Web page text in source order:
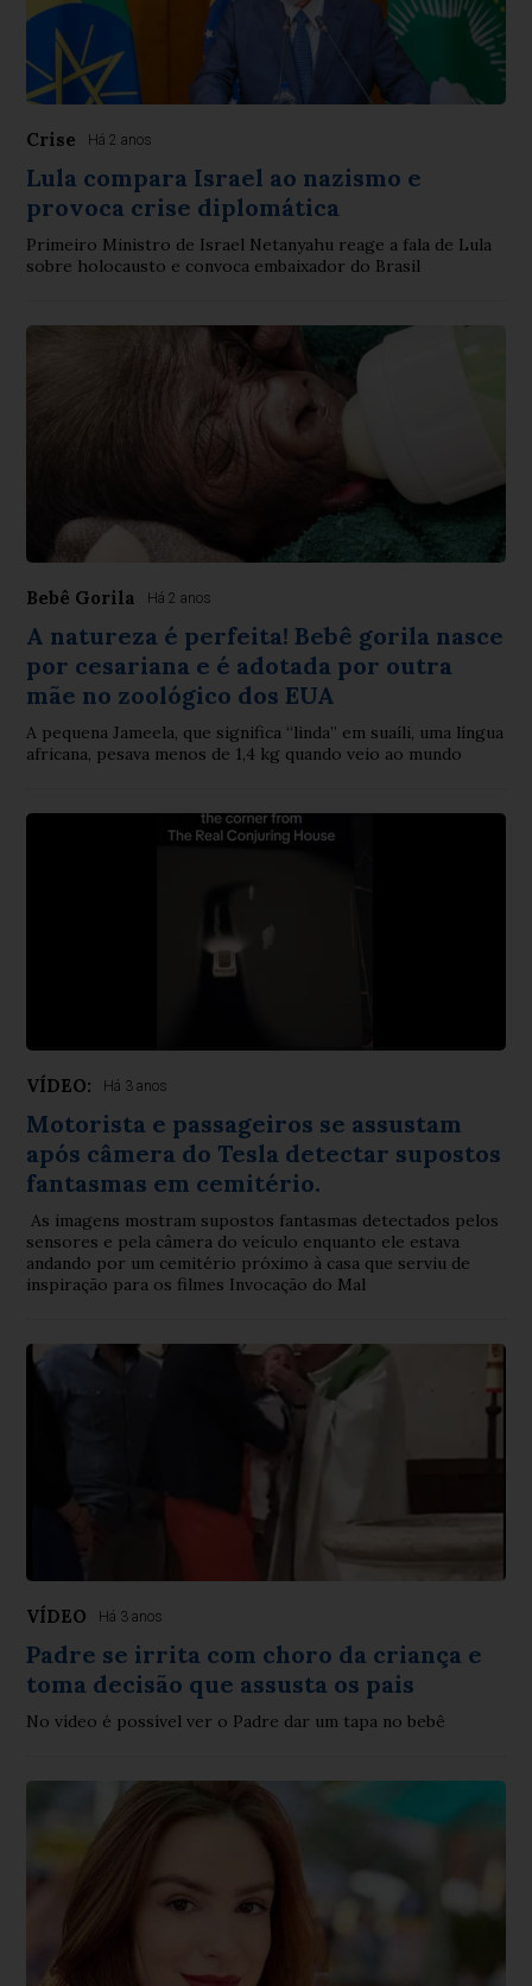
Crise Há 2 anos
Lula compara Israel ao nazismo e
provoca crise diplomática
Primeiro Ministro de Israel Netanyahu reage a fala de Lula
sobre holocausto e convoca embaixador do Brasil
Bebê Gorila Há 2 anos
A natureza é perfeita! Bebê gorila nasce
por cesariana e é adotada por outra
mãe no zoológico dos EUA
A pequena Jameela, que significa “linda” em suaíli, uma língua
africana, pesava menos de 1,4 kg quando veio ao mundo
VÍDEO: Há 3 anos
Motorista e passageiros se assustam
após câmera do Tesla detectar supostos
fantasmas em cemitério.
As imagens mostram supostos fantasmas detectados pelos
sensores e pela câmera do veículo enquanto ele estava
andando por um cemitério próximo à casa que serviu de
inspiração para os filmes Invocação do Mal
VÍDEO Há 3 anos
Padre se irrita com choro da criança e
toma decisão que assusta os pais
No vídeo é possível ver o Padre dar um tapa no bebê